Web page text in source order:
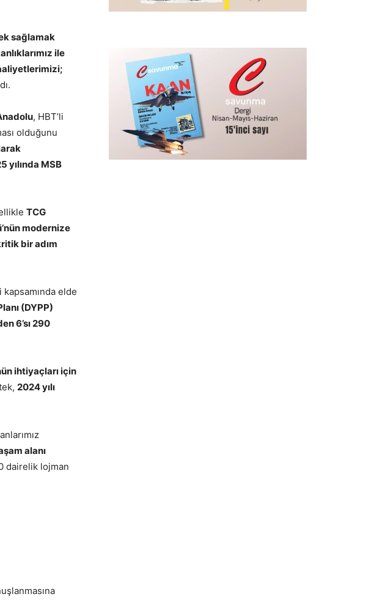
sağlamak
ile
, HBT’li
olduğunu
MSB
TCG
modernize
bir adım
elde
(DYPP)
6’sı 290
ihtiyaçları için
2024 yılı
alanı
dairelik lojman